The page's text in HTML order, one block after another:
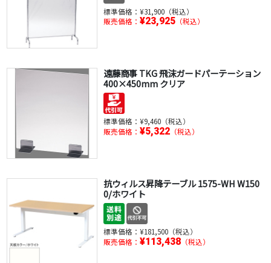
標準価格： ¥31,900（税込）
販売価格： ¥23,925（税込）
遠藤商事 TKG 飛沫ガードパーテーション
400×450mm クリア
標準価格： ¥9,460（税込）
販売価格： ¥5,322（税込）
抗ウィルス昇降テーブル 1575-WH W150
0/ホワイト
標準価格： ¥181,500（税込）
販売価格： ¥113,438（税込）